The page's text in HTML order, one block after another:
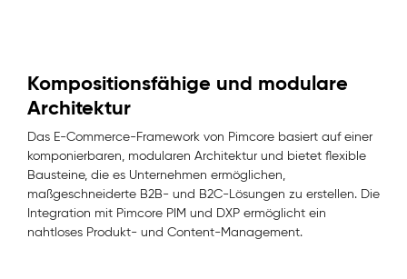
Kompositionsfähige und modulare
Architektur
Das E-Commerce-Framework von Pimcore basiert auf einer
komponierbaren, modularen Architektur und bietet flexible
Bausteine, die es Unternehmen ermöglichen,
maßgeschneiderte B2B- und B2C-Lösungen zu erstellen. Die
Integration mit Pimcore PIM und DXP ermöglicht ein
nahtloses Produkt- und Content-Management.